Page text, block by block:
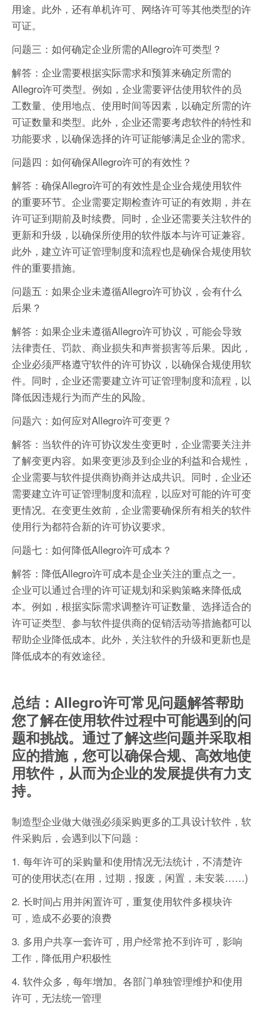
用途。此外，还有单机许可、网络许可等其他类型的许
可证。
问题三：如何确定企业所需的Allegro许可类型？
解答：企业需要根据实际需求和预算来确定所需的
Allegro许可类型。例如，企业需要评估使用软件的员
工数量、使用地点、使用时间等因素，以确定所需的许
可证数量和类型。此外，企业还需要考虑软件的特性和
功能要求，以确保选择的许可证能够满足企业的需求。
问题四：如何确保Allegro许可的有效性？
解答：确保Allegro许可的有效性是企业合规使用软件
的重要环节。企业需要定期检查许可证的有效期，并在
许可证到期前及时续费。同时，企业还需要关注软件的
更新和升级，以确保所使用的软件版本与许可证兼容。
此外，建立许可证管理制度和流程也是确保合规使用软
件的重要措施。
问题五：如果企业未遵循Allegro许可协议，会有什么
后果？
解答：如果企业未遵循Allegro许可协议，可能会导致
法律责任、罚款、商业损失和声誉损害等后果。因此，
企业必须严格遵守软件的许可协议，以确保合规使用软
件。同时，企业还需要建立许可证管理制度和流程，以
降低因违规行为而产生的风险。
问题六：如何应对Allegro许可变更？
解答：当软件的许可协议发生变更时，企业需要关注并
了解变更内容。如果变更涉及到企业的利益和合规性，
企业需要与软件提供商协商并达成共识。同时，企业还
需要建立许可证管理制度和流程，以应对可能的许可变
更情况。在变更生效前，企业需要确保所有相关的软件
使用行为都符合新的许可协议要求。
问题七：如何降低Allegro许可成本？
解答：降低Allegro许可成本是企业关注的重点之一。
企业可以通过合理的许可证规划和采购策略来降低成
本。例如，根据实际需求调整许可证数量、选择适合的
许可证类型、参与软件提供商的促销活动等措施都可以
帮助企业降低成本。此外，关注软件的升级和更新也是
降低成本的有效途径。
总结：Allegro许可常见问题解答帮助
您了解在使用软件过程中可能遇到的问
题和挑战。通过了解这些问题并采取相
应的措施，您可以确保合规、高效地使
用软件，从而为企业的发展提供有力支
持。
制造型企业做大做强必须采购更多的工具设计软件，软
件采购后，会遇到以下问题：
1. 每年许可的采购量和使用情况无法统计，不清楚许
可的使用状态(在用，过期，报废，闲置，未安装……)
2. 长时间占用并闲置许可，重复使用软件多模块许
可，造成不必要的浪费
3. 多用户共享一套许可，用户经常抢不到许可，影响
工作，降低用户积极性
4. 软件众多，每年增加。各部门单独管理维护和使用
许可，无法统一管理